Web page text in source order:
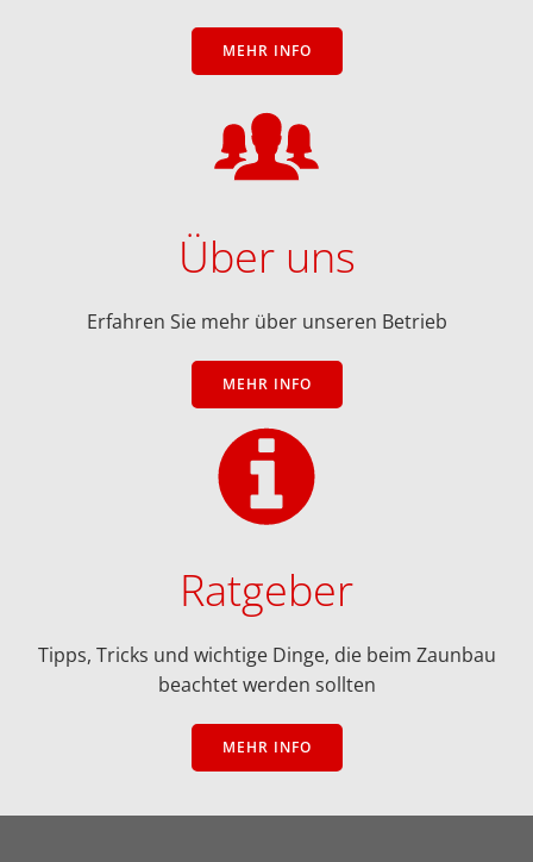
MEHR INFO
Über uns
Erfahren Sie mehr über unseren Betrieb
MEHR INFO
Ratgeber
Tipps, Tricks und wichtige Dinge, die beim Zaunbau
beachtet werden sollten
MEHR INFO